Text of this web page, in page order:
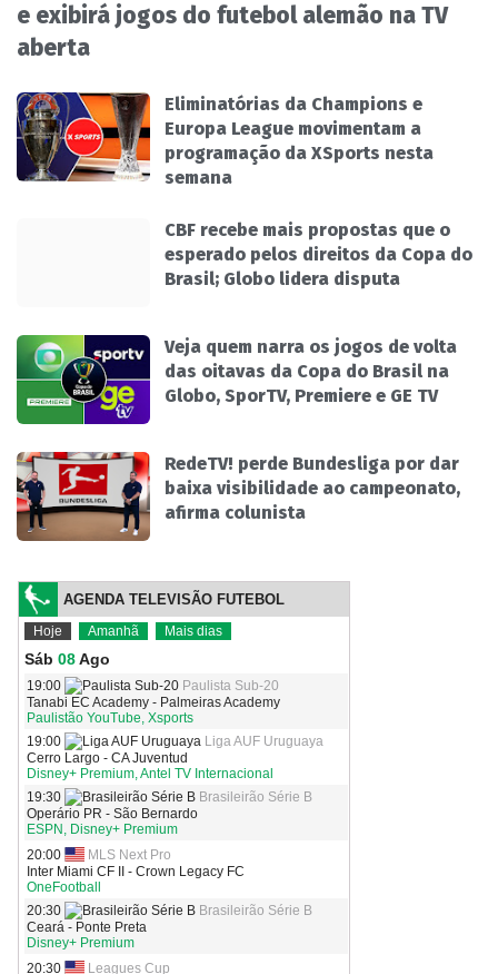
e exibirá jogos do futebol alemão na TV
aberta
Eliminatórias da Champions e
Europa League movimentam a
programação da XSports nesta
semana
CBF recebe mais propostas que o
esperado pelos direitos da Copa do
Brasil; Globo lidera disputa
Veja quem narra os jogos de volta
das oitavas da Copa do Brasil na
Globo, SporTV, Premiere e GE TV
RedeTV! perde Bundesliga por dar
baixa visibilidade ao campeonato,
afirma colunista